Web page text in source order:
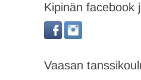
Kipinän facebook
Vaasan